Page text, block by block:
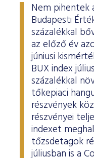
Nem pihentek
Budapesti
százalékkal
az előző év
júniusi
BUX index
százalékkal
tőkepiaci
részvények
részvényei
indexet
tőzsdetagok
júliusban is a